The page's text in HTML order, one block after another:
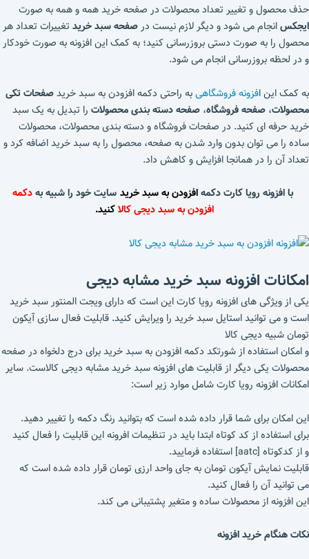
حذف محصول و تغییر تعداد محصولات در صفحه خرید همه و همه به صورت
ایجکسانجام می شود و دیگر لازم نیست درصفحه سبد خرید تغییرات تعداد هر
محصول را به صورت دستی بروزرسانی کنید؛ به کمک این افزونه به صورت خودکار
و در لحظه بروزرسانی انجام می شود.
به کمک این افزونه فروشگاهیبه راحتی دکمه افزودن به سبد خریدصفحات تکی
محصولات، صفحه فروشگاه، صفحه دسته بندی محصولات را تبدیل به یک سبد
خرید حرفه ای کنید. در صفحات فروشگاه و دسته بندی محصولات، محصولات
ساده را می توان بدون وارد شدن به صفحه، محصول را به سبد خرید اضافه کرد و
تعداد آن را در همانجا افزایش و کاهش داد.
با افزونه رویا کارت دکمهافزودن به سبد خرید سایت خود را شبیه بهدکمه
افزودن به سبد دیجی کالاکنید.
امکانات افزونه سبد خرید مشابه دیجی
یکی از ویژگی های افزونه رویا کارت این است که دارای ویجت المنتور سبد خرید
است و می توانید استایل سبد خرید را ویرایش کنید. قابلیت فعال سازی آیکون
تومان شبیه دیجی کالا
و امکان استفاده از شورتکد دکمه افزودن به سبد خرید برای درج دلخواه در صفحه
محصولات یکی دیگر از قابلیت های افزونه سبد خرید مشابه دیجی کالاست. سایر
امکانات افزونه رویا کارت شامل موارد زیر است:
این امکان برای شما قرار داده شده است که بتوانید رنگ دکمه را تغییر دهید.
برای استفاده از کد کوتاه ابتدا باید در تنظیمات افرونه این قابلیت را فعال کنید
و از کدکوتاه [aatc] استفاده فرمایید.
قابلیت نمایش آیکون تومان به جای واحد ارزی تومان قرار داده شده است که
می توانید آن را فعال کنید.
این افزونه از محصولات ساده و متغیر پشتیبانی می کند.
نکات هنگام خرید افزونه